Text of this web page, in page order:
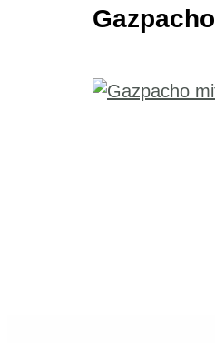
Gazpacho